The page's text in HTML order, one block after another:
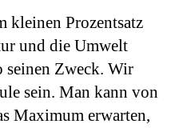
kleinen Prozentsatz
und die Umwelt
seinen Zweck. Wir
sein. Man kann von
Maximum erwarten,